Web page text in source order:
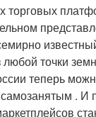
торговых
любой точки
теперь
. И